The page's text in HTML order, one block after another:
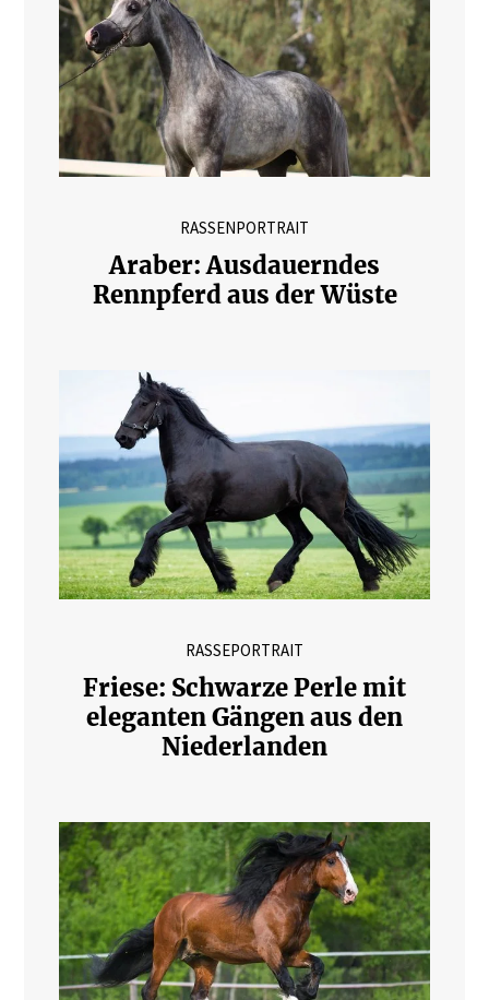
RASSENPORTRAIT
Araber: Ausdauerndes
Rennpferd aus der Wüste
RASSEPORTRAIT
Friese: Schwarze Perle mit
eleganten Gängen aus den
Niederlanden